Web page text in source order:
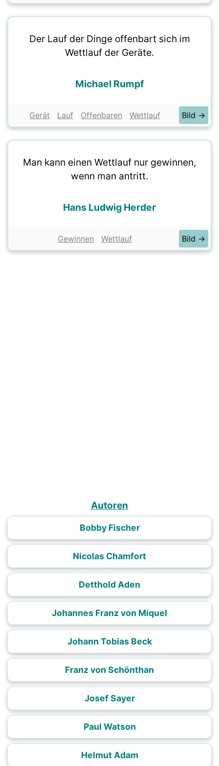
Der Lauf der Dinge offenbart sich im
Wettlauf der Geräte.
Michael Rumpf
Gerät Lauf Offenbaren Wettlauf Bild →
Man kann einen Wettlauf nur gewinnen,
wenn man antritt.
Hans Ludwig Herder
Gewinnen Wettlauf Bild →
Autoren
Bobby Fischer
Nicolas Chamfort
Detthold Aden
Johannes Franz von Miquel
Johann Tobias Beck
Franz von Schönthan
Josef Sayer
Paul Watson
Helmut Adam